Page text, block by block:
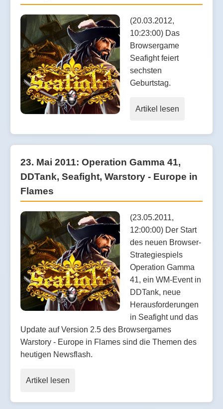
(20.03.2012,
10:23:00) Das
Browsergame
Seafight feiert
sechsten
Geburtstag.
Artikel lesen
23. Mai 2011: Operation Gamma 41,
DDTank, Seafight, Warstory - Europe in
Flames
(23.05.2011,
12:00:00) Der Start
des neuen Browser-
Strategiespiels
Operation Gamma
41, ein WM-Event in
DDTank, neue
Herausforderungen
in Seafight und das
Update auf Version 2.5 des Browsergames
Warstory - Europe in Flames sind die Themen des
heutigen Newsflash.
Artikel lesen